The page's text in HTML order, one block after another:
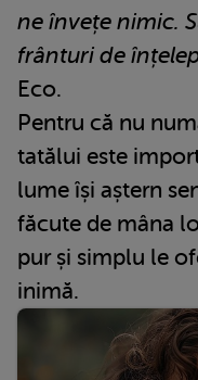
ne învețe nimic.
frânturi de
Eco.
Pentru că nu
tatălui este
lume își aștern
făcute de mâna
pur și simplu le
inimă.